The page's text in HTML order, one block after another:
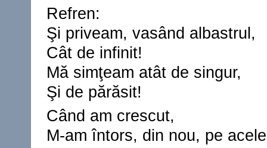
Refren:
Şi priveam, vasând albastrul,
Cât de infinit!
Mă simţeam atât de singur,
Şi de părăsit!
Când am crescut,
M-am întors, din nou, pe